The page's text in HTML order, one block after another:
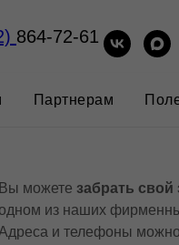
864-72-61
Партнерам
Вы можете забрать свой
одном из наших
и телефоны можно